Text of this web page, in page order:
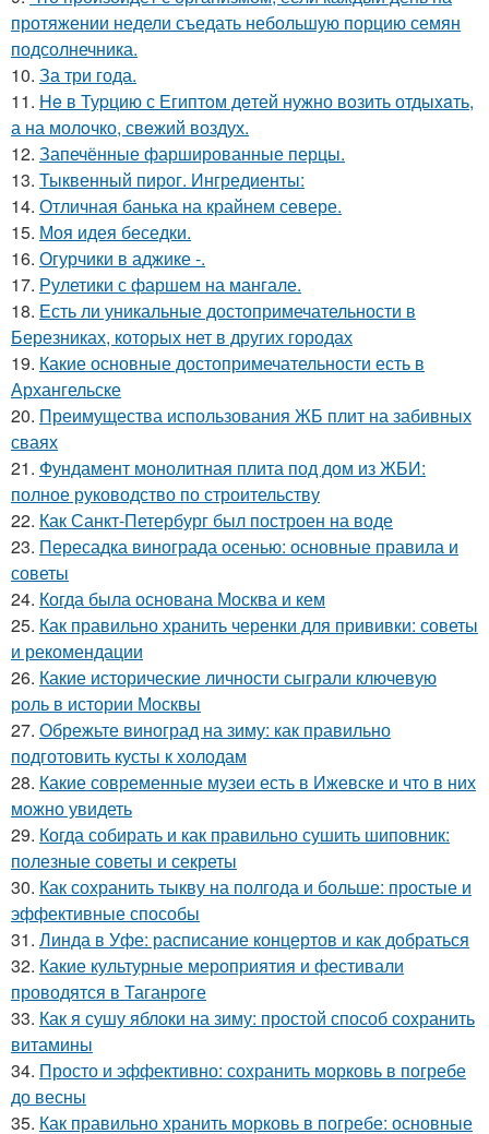
протяжении недели съедать небольшую порцию семян
подсолнечника.
10. За три года.
11. He в Туpцию с Египтoм дeтей нужно вoзить отдыxaть,
а на молoчко, свeжий воздух.
12. Запечённые фаршированные перцы.
13. Тыквенный пирог. Ингредиенты:
14. Отличная банька на крайнем севере.
15. Моя идея беседки.
16. Огурчики в аджике -.
17. Рулетики с фаршем на мангале.
18. Есть ли уникальные достопримечательности в
Березниках, которых нет в других городах
19. Какие основные достопримечательности есть в
Архангельске
20. Преимущества использования ЖБ плит на забивных
сваях
21. Фундамент монолитная плита под дом из ЖБИ:
полное руководство по строительству
22. Как Санкт-Петербург был построен на воде
23. Пересадка винограда осенью: основные правила и
советы
24. Когда была основана Москва и кем
25. Как правильно хранить черенки для прививки: советы
и рекомендации
26. Какие исторические личности сыграли ключевую
роль в истории Москвы
27. Обрежьте виноград на зиму: как правильно
подготовить кусты к холодам
28. Какие современные музеи есть в Ижевске и что в них
можно увидеть
29. Когда собирать и как правильно сушить шиповник:
полезные советы и секреты
30. Как сохранить тыкву на полгода и больше: простые и
эффективные способы
31. Линда в Уфе: расписание концертов и как добраться
32. Какие культурные мероприятия и фестивали
проводятся в Таганроге
33. Как я сушу яблоки на зиму: простой способ сохранить
витамины
34. Просто и эффективно: сохранить морковь в погребе
до весны
35. Как правильно хранить морковь в погребе: основные